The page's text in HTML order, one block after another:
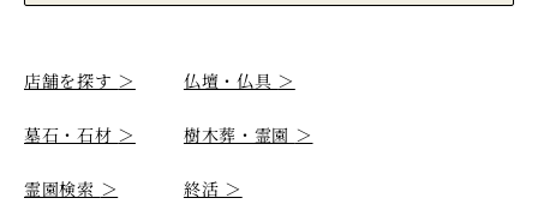
店舗を探す ＞ 仏壇・仏具 ＞
墓石・石材 ＞ 樹木葬・霊園 ＞
霊園検索 ＞ 終活 ＞